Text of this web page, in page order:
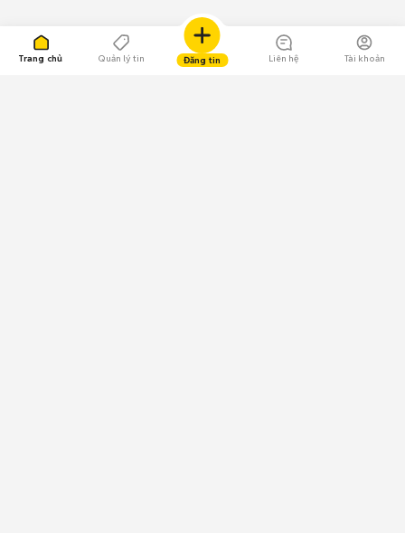
Trang chủ Quản lý tin Đăng tin Liên hệ Tài khoản